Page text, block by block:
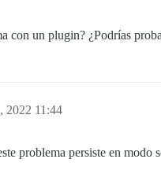
con un plugin? ¿Podrías
2022 11:44
problema persiste en modo